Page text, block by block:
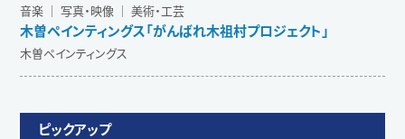
音楽 ｜ 写真・映像 ｜ 美術・工芸
木曽ペインティングス「がんばれ木祖村プロジェクト」
木曽ペインティングス
ピックアップ